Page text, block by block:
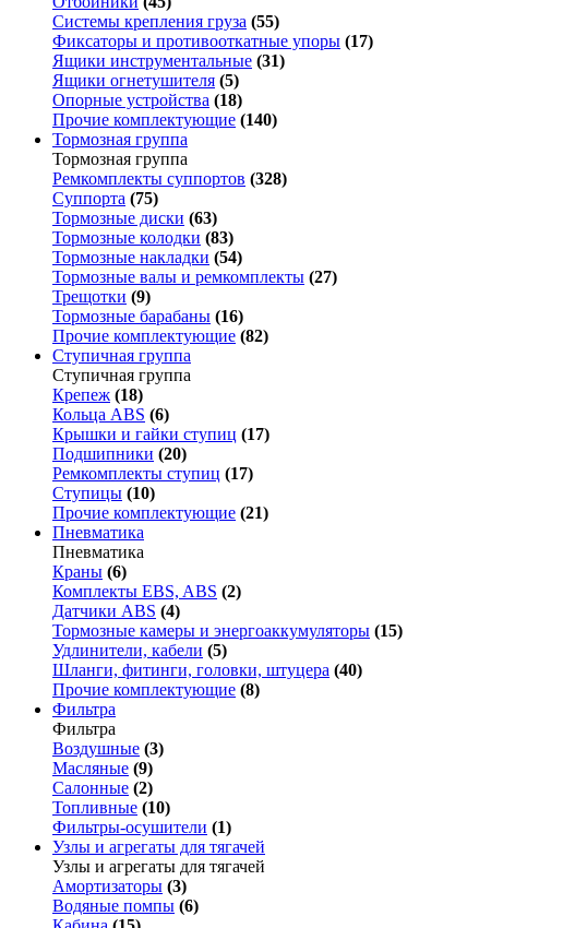
Системы крепления груза (55)
Фиксаторы и противооткатные упоры (17)
Ящики инструментальные (31)
Ящики огнетушителя (5)
Опорные устройства (18)
Прочие комплектующие (140)
Тормозная группа
Тормозная группа
Ремкомплекты суппортов (328)
Суппорта (75)
Тормозные диски (63)
Тормозные колодки (83)
Тормозные накладки (54)
Тормозные валы и ремкомплекты (27)
Трещотки (9)
Тормозные барабаны (16)
Прочие комплектующие (82)
Ступичная группа
Ступичная группа
Крепеж (18)
Кольца ABS (6)
Крышки и гайки ступиц (17)
Подшипники (20)
Ремкомплекты ступиц (17)
Ступицы (10)
Прочие комплектующие (21)
Пневматика
Пневматика
Краны (6)
Комплекты EBS, ABS (2)
Датчики ABS (4)
Тормозные камеры и энергоаккумуляторы (15)
Удлинители, кабели (5)
Шланги, фитинги, головки, штуцера (40)
Прочие комплектующие (8)
Фильтра
Фильтра
Воздушные (3)
Масляные (9)
Салонные (2)
Топливные (10)
Фильтры-осушители (1)
Узлы и агрегаты для тягачей
Узлы и агрегаты для тягачей
Амортизаторы (3)
Водяные помпы (6)